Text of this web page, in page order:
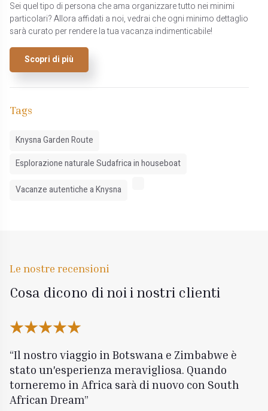
Sei quel tipo di persona che ama organizzare tutto nei minimi
particolari? Allora affidati a noi, vedrai che ogni minimo dettaglio
sarà curato per rendere la tua vacanza indimenticabile!
Scopri di più
Tags
Knysna Garden Route
Esplorazione naturale Sudafrica in houseboat
Vacanze autentiche a Knysna
Le nostre recensioni
Cosa dicono di noi i nostri clienti
Il nostro viaggio in Botswana e Zimbabwe è
stato un'esperienza meravigliosa. Quando
torneremo in Africa sarà di nuovo con South
African Dream